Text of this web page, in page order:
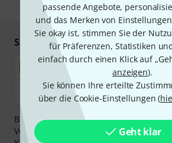
passende Angebote,
und das Merken von
Sie okay ist, stimmen Sie der
für Präferenzen, Statistiken
einfach durch einen Klick auf
anzeigen).
Sie können Ihre erteilte
über die Cookie-Einstellungen (
Geht klar
Sicher einkaufen & bezahlen
Bezahlen Sie vertraulich und sicher
Vorkasse, PayPal, Amazon Pay,Klarna